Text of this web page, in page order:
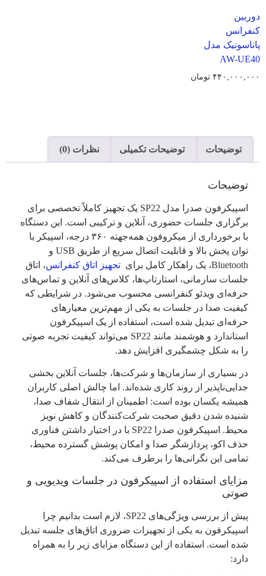
دوربین
کنفرانس
پاناسونیک مدل
AW-UE40
۴۴۰,۰۰۰,۰۰۰ تومان
توضیحات توضیحات تکمیلی نظرات (0)
توضیحات
اسپیکرفون صدرا مدل SP22 یک تجهیز کاملاً تخصصی برای
برگزاری جلسات حضوری، آنلاین و ترکیبی است. این دستگاه
با برخورداری از میکروفون همه‌جهته ۳۶۰ درجه، اسپیکر با
توان پخش بالا و قابلیت اتصال سریع از طریق USB و
Bluetooth، یک راهکار کامل برای
تجهیز اتاق‌­ کنفرانس، اتاق
جلسات سازمانی، استارتاپ‌ها، کلاس‌های آنلاین و تماس‌­های
حرفه‌ای ویدئو کنفرانسی محسوب می‌شود. در شرایطی که
کیفیت صدا در جلسات به یکی از مهم‌ترین معیارهای
حرفه‌ای تبدیل شده است، استفاده از یک اسپیکرفون
استاندارد و هوشمند مانند SP22 می‌تواند کیفیت تجربه صوتی
را به شکل چشمگیری افزایش دهد.
در بسیاری از سازمان‌ها و شرکت‌ها، جلسات آنلاین بخشی
جدایی‌ناپذیر از روند کاری شده‌اند. اما چالش اصلی کاربران
همیشه یکسان بوده است: اطمینان از انتقال شفاف صدا،
شنیده شدن دقیق صحبت شرکت‌کنندگان و کاهش نویز
محیط. اسپیکرفون صدرا SP22 با در اختیار داشتن فناوری
حذف اکو، پردازشگر صدا و امکان پوشش گسترده محیط،
تمامی این نگرانی‌ها را برطرف می‌کند.
مزایای استفاده از اسپیکرفون در جلسات ویدیویی و
صوتی
پیش از بررسی ویژگی‌های SP22، لازم است بدانیم چرا
اسپیکرفون به یکی از تجهیزات ضروری اتاق‌های جلسه تبدیل
شده است. استفاده از این دستگاه مزایای زیر را به همراه
دارد: